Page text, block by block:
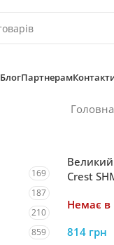
БлогПартнерам
169
187
210
859
Головна
Crest
Немає в
814 грн